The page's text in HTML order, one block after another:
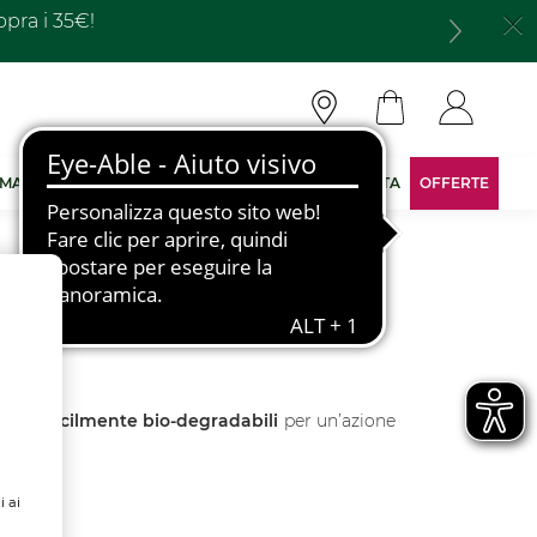
i 35€!
DIVENTA CONSULENTE AREA RISERVATA OFFERTE
e facilmente bio-degradabili per un’azione
ai